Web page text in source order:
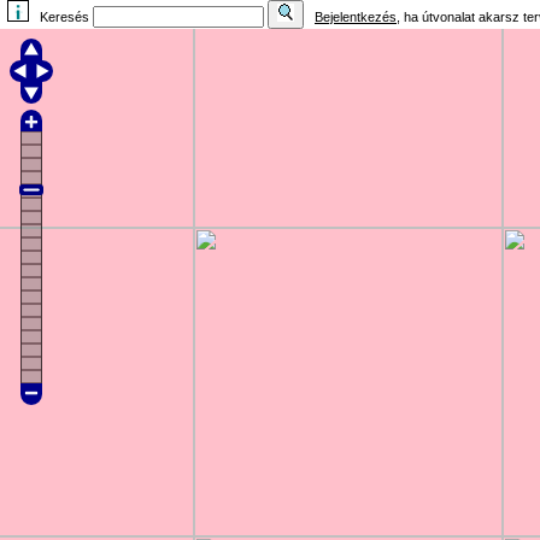
Keresés Bejelentkezés , ha útvonalat akarsz